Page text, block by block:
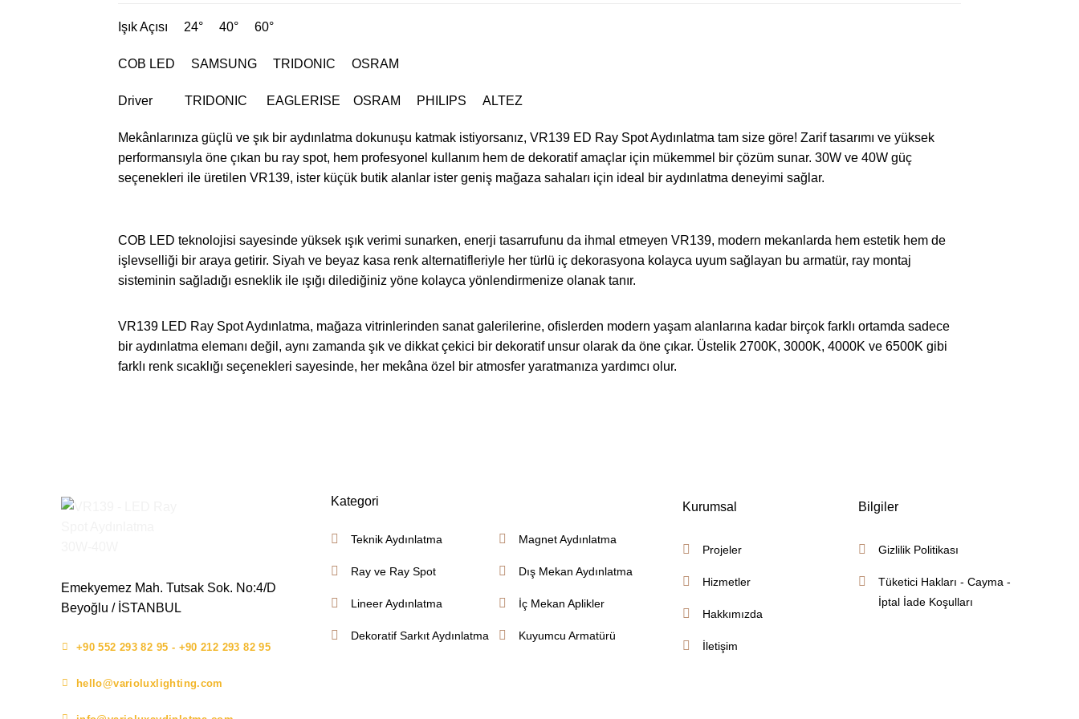
Işık Açısı 24° 40° 60°
COB LED SAMSUNG TRIDONIC OSRAM
Driver TRIDONIC EAGLERISE OSRAM PHILIPS ALTEZ
Mekânlarınıza güçlü ve şık bir aydınlatma dokunuşu katmak istiyorsanız, VR139 ED Ray Spot Aydınlatma tam size göre! Zarif tasarımı ve yüksek
performansıyla öne çıkan bu ray spot, hem profesyonel kullanım hem de dekoratif amaçlar için mükemmel bir çözüm sunar. 30W ve 40W güç
seçenekleri ile üretilen VR139, ister küçük butik alanlar ister geniş mağaza sahaları için ideal bir aydınlatma deneyimi sağlar.
COB LED teknolojisi sayesinde yüksek ışık verimi sunarken, enerji tasarrufunu da ihmal etmeyen VR139, modern mekanlarda hem estetik hem de
işlevselliği bir araya getirir. Siyah ve beyaz kasa renk alternatifleriyle her türlü iç dekorasyona kolayca uyum sağlayan bu armatür, ray montaj
sisteminin sağladığı esneklik ile ışığı dilediğiniz yöne kolayca yönlendirmenize olanak tanır.
VR139 LED Ray Spot Aydınlatma, mağaza vitrinlerinden sanat galerilerine, ofislerden modern yaşam alanlarına kadar birçok farklı ortamda sadece
bir aydınlatma elemanı değil, aynı zamanda şık ve dikkat çekici bir dekoratif unsur olarak da öne çıkar. Üstelik 2700K, 3000K, 4000K ve 6500K gibi
farklı renk sıcaklığı seçenekleri sayesinde, her mekâna özel bir atmosfer yaratmanıza yardımcı olur.
Emekyemez Mah. Tutsak Sok. No:4/D
Beyoğlu / İSTANBUL
+90 552 293 82 95 - +90 212 293 82 95
hello@varioluxlighting.com
Kategori
Teknik Aydınlatma
Ray ve Ray Spot
Lineer Aydınlatma
Dekoratif Sarkıt Aydınlatma
Magnet Aydınlatma
Dış Mekan Aydınlatma
İç Mekan Aplikler
Kuyumcu Armatürü
Kurumsal
Projeler
Hizmetler
Hakkımızda
İletişim
Bilgiler
Gizlilik Politikası
Tüketici Hakları - Cayma -
İptal İade Koşulları